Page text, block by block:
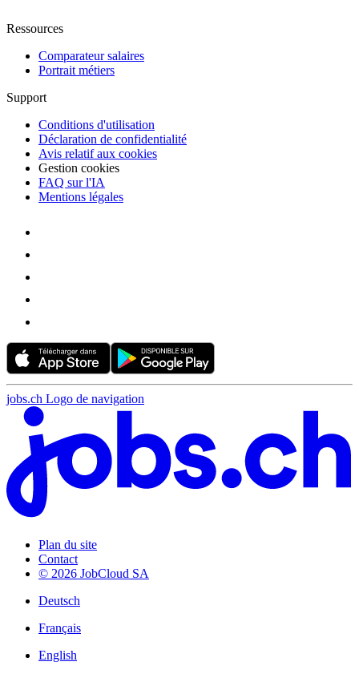
Ressources
Comparateur salaires
Portrait métiers
Support
Conditions d'utilisation
Déclaration de confidentialité
Avis relatif aux cookies
Gestion cookies
FAQ sur l'IA
Mentions légales
jobs.ch Logo de navigation
Plan du site
Contact
© 2026 JobCloud SA
Deutsch
Français
English